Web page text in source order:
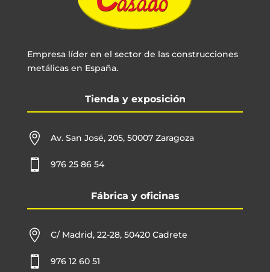
Empresa líder en el sector de las construcciones
metálicas en España.
Tienda y exposición
 Av. San José, 205, 50007 Zaragoza
 976 25 86 54
Fábrica y oficinas
 C/ Madrid, 22-28, 50420 Cadrete
 976 12 60 51